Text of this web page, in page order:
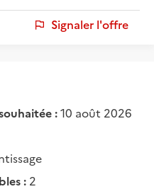
Signaler l'offre
:10 août 2026
: 2